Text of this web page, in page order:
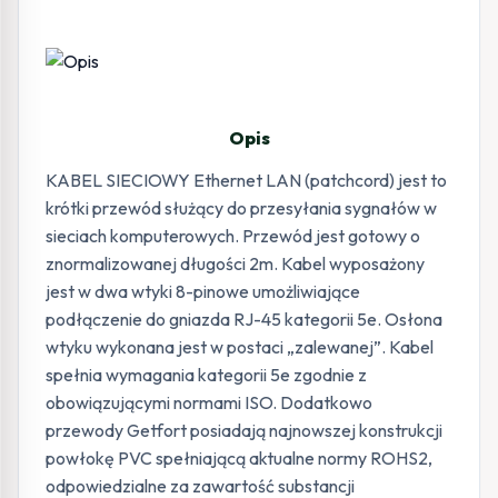
Opis
KABEL SIECIOWY Ethernet LAN (patchcord) jest to
krótki przewód służący do przesyłania sygnałów w
sieciach komputerowych. Przewód jest gotowy o
znormalizowanej długości 2m. Kabel wyposażony
jest w dwa wtyki 8-pinowe umożliwiające
podłączenie do gniazda RJ-45 kategorii 5e. Osłona
wtyku wykonana jest w postaci „zalewanej”. Kabel
spełnia wymagania kategorii 5e zgodnie z
obowiązującymi normami ISO. Dodatkowo
przewody Getfort posiadają najnowszej konstrukcji
powłokę PVC spełniającą aktualne normy ROHS2,
odpowiedzialne za zawartość substancji